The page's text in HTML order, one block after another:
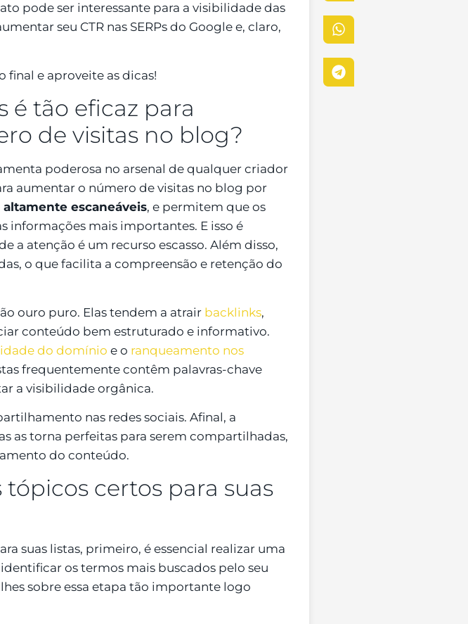
pode ser interessante para a visibilidade das
seu CTR nas SERPs do Google e, claro,
final e aproveite as dicas!
é tão eficaz para
de visitas no blog?
poderosa no arsenal de qualquer criador
aumentar o número de visitas no blog por
altamente escaneáveis, e permitem que os
informações mais importantes. E isso é
a atenção é um recurso escasso. Além disso,
o que facilita a compreensão e retenção do
ouro puro. Elas tendem a atrair backlinks,
conteúdo bem estruturado e informativo.
do domínio e o ranqueamento nos
frequentemente contêm palavras-chave
a visibilidade orgânica.
nas redes sociais. Afinal, a
as torna perfeitas para serem compartilhadas,
do conteúdo.
certos para suas
suas listas, primeiro, é essencial realizar uma
os termos mais buscados pelo seu
sobre essa etapa tão importante logo